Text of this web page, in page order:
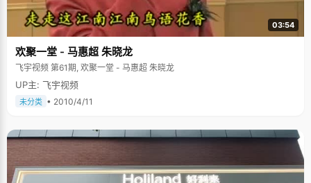
03:54
欢聚一堂 - 马惠超 朱晓龙
飞宇视频 第61期, 欢聚一堂 - 马惠超 朱晓龙
UP主: 飞宇视频
未分类 • 2010/4/11